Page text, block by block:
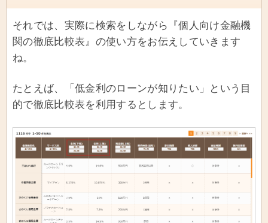
それでは、実際に検索をしながら『個人向け金融機
関の徹底比較表』の使い方をお伝えしていきます
ね。
たとえば、「低金利のローンが知りたい」という目
的で徹底比較表を利用するとします。